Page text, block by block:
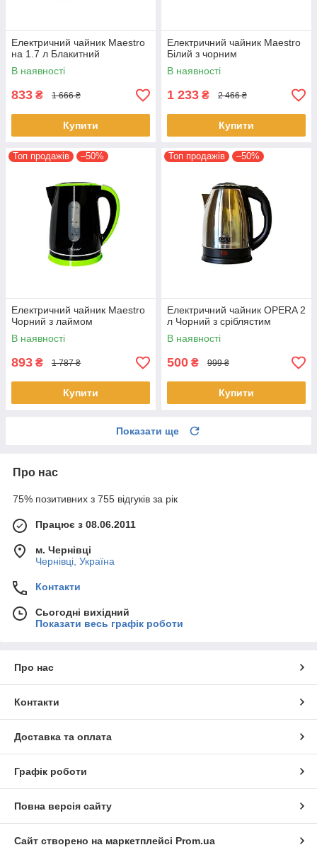
Електричний чайник Maestro
на 1.7 л Блакитний
В наявності
833 ₴ 1 666 ₴
Купити
Електричний чайник Maestro
Білий з чорним
В наявності
1 233 ₴ 2 466 ₴
Купити
Топ продажів –50%
Електричний чайник Maestro
Чорний з лаймом
В наявності
893 ₴ 1 787 ₴
Купити
Топ продажів –50%
Електричний чайник OPERA 2
л Чорний з сріблястим
В наявності
500 ₴ 999 ₴
Купити
Показати ще
Про нас
75% позитивних з 755 відгуків за рік
Працює з 08.06.2011
м. Чернівці
Чернівці, Україна
Контакти
Сьогодні вихідний
Показати весь графік роботи
Про нас
Контакти
Доставка та оплата
Графік роботи
Повна версія сайту
Сайт створено на маркетплейсі Prom.ua